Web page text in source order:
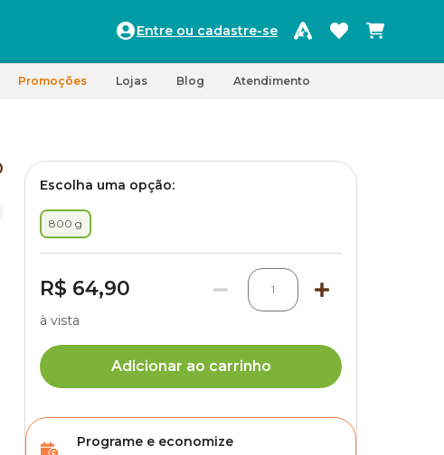
Entre ou cadastre-se
Promoções Lojas Blog Atendimento
Escolha uma opção:
800 g
R$ 64,90 1
à vista
Adicionar ao carrinho
Programe e economize